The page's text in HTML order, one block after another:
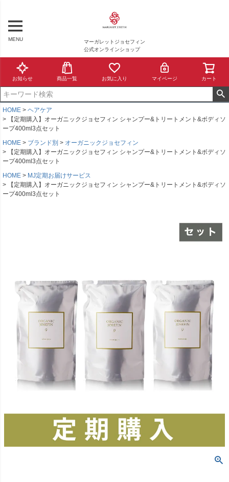
MENU
マーガレットジョセフィン
公式オンラインショップ
お知らせ 商品一覧 お気に入り マイページ カート
HOME
ヘアケア
【定期購入】オーガニックジョセフィン シャンプー&トリートメント&ボディソ
ープ400ml3点セット
HOME
ブランド別
オーガニックジョセフィン
【定期購入】オーガニックジョセフィン シャンプー&トリートメント&ボディソ
ープ400ml3点セット
HOME
MJ定期お届けサービス
【定期購入】オーガニックジョセフィン シャンプー&トリートメント&ボディソ
ープ400ml3点セット